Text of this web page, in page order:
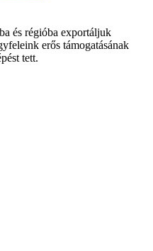
és régióba exportáljuk
erős támogatásának
tett.